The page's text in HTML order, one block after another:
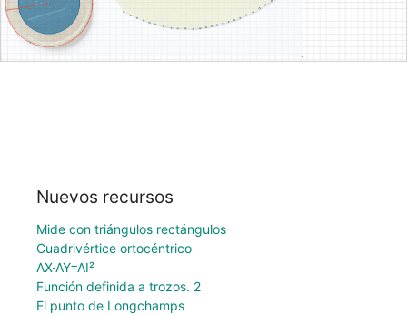
Nuevos recursos
Mide con triángulos rectángulos
Cuadrivértice ortocéntrico
AX·AY=AI²
Función definida a trozos. 2
El punto de Longchamps